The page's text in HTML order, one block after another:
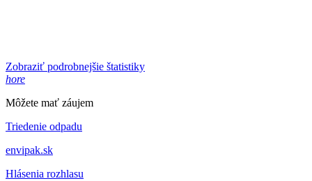
Zobraziť podrobnejšie štatistiky
hore
Môžete mať záujem
Triedenie odpadu
envipak.sk
Hlásenia rozhlasu